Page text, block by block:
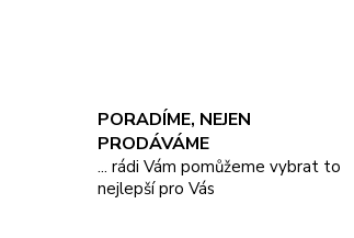
PORADÍME, NEJEN
PRODÁVÁME
... rádi Vám pomůžeme vybrat to
nejlepší pro Vás